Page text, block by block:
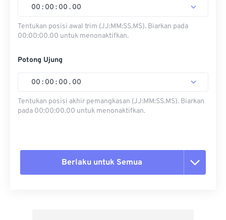
00 : 00 : 00 . 00
Tentukan posisi awal trim (JJ:MM:SS.MS). Biarkan pada
00:00:00.00 untuk menonaktifkan.
Potong Ujung
00 : 00 : 00 . 00
Tentukan posisi akhir pemangkasan (JJ:MM:SS.MS). Biarkan
pada 00:00:00.00 untuk menonaktifkan.
Berlaku untuk Semua